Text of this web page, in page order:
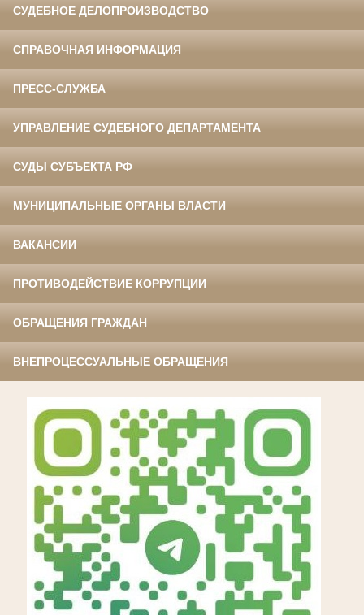
СУДЕБНОЕ ДЕЛОПРОИЗВОДСТВО
СПРАВОЧНАЯ ИНФОРМАЦИЯ
ПРЕСС-СЛУЖБА
УПРАВЛЕНИЕ СУДЕБНОГО ДЕПАРТАМЕНТА
СУДЫ СУБЪЕКТА РФ
МУНИЦИПАЛЬНЫЕ ОРГАНЫ ВЛАСТИ
ВАКАНСИИ
ПРОТИВОДЕЙСТВИЕ КОРРУПЦИИ
ОБРАЩЕНИЯ ГРАЖДАН
ВНЕПРОЦЕССУАЛЬНЫЕ ОБРАЩЕНИЯ